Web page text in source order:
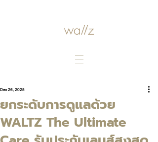
ยกระดับการดูแลด้วย
WALTZ The Ultimate
Dec 26, 2025